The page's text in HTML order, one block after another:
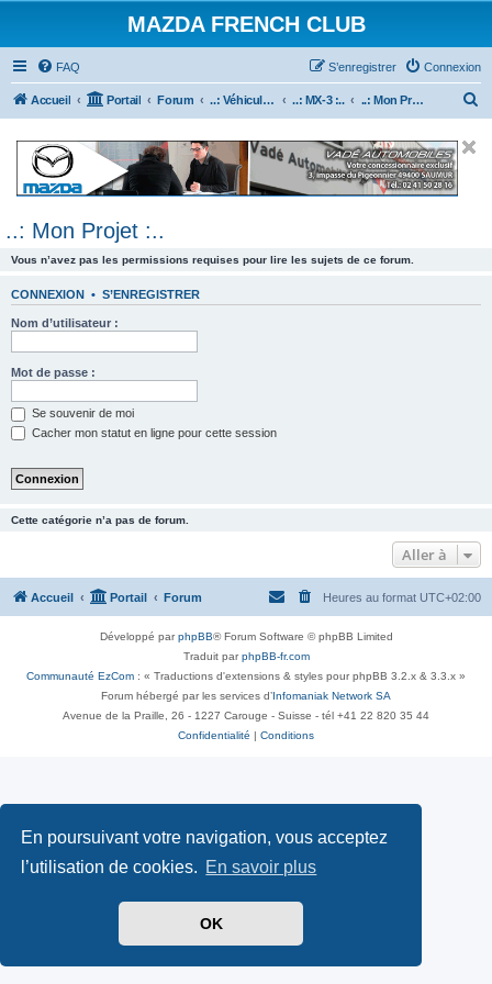
En poursuivant votre navigation, vous acceptez
l’utilisation de cookies. En savoir plus
OK
MAZDA FRENCH CLUB
FAQ Connexion
S’enregistrer
Accueil Portail Forum ..: Véhicules Mazda ancien (<2003) :.. ..: MX-3 :.. ..: Mon Projet :..
e
..: Mon Projet :..
Vous n’avez pas les permissions requises pour lire les sujets de ce forum.
CONNEXION • S’ENREGISTRER
Nom d’utilisateur :
Mot de passe :
Se souvenir de moi
Cacher mon statut en ligne pour cette session
Cette catégorie n’a pas de forum.
Aller à
Accueil Portail Forum Heures au format UTC+02:00
Développé parphpBB® Forum Software © phpBB Limited
Traduit parphpBB-fr.com
Communauté EzCom : « Traductions d'extensions & styles pour phpBB 3.2.x & 3.3.x »
Forum hébergé par les services d’ Infomaniak Network SA
Avenue de la Praille, 26 - 1227 Carouge - Suisse - tél +41 22 820 35 44
Confidentialité
Conditions